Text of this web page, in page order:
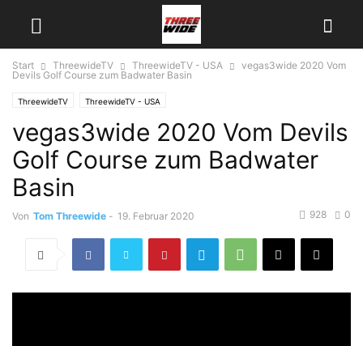
Start ThreewideTV ThreewideTV - USA
vegas3wide 2020 Vom
Devils Golf Course zum Badwater Basin
ThreewideTV ThreewideTV - USA
vegas3wide 2020 Vom Devils
Golf Course zum Badwater
Basin
Von Tom Threewide - 19. Februar 2020 0
928